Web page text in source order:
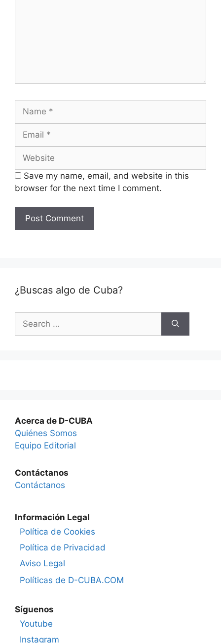
Save my name, email, and website in this
browser for the next time I comment.
¿Buscas algo de Cuba?
for:
Acerca de D-CUBA
Quiénes Somos
Equipo Editorial
Contáctanos
Contáctanos
Información Legal
Política de Cookies
Política de Privacidad
Aviso Legal
Políticas de D-CUBA.COM
Síguenos
Youtube
Instagram